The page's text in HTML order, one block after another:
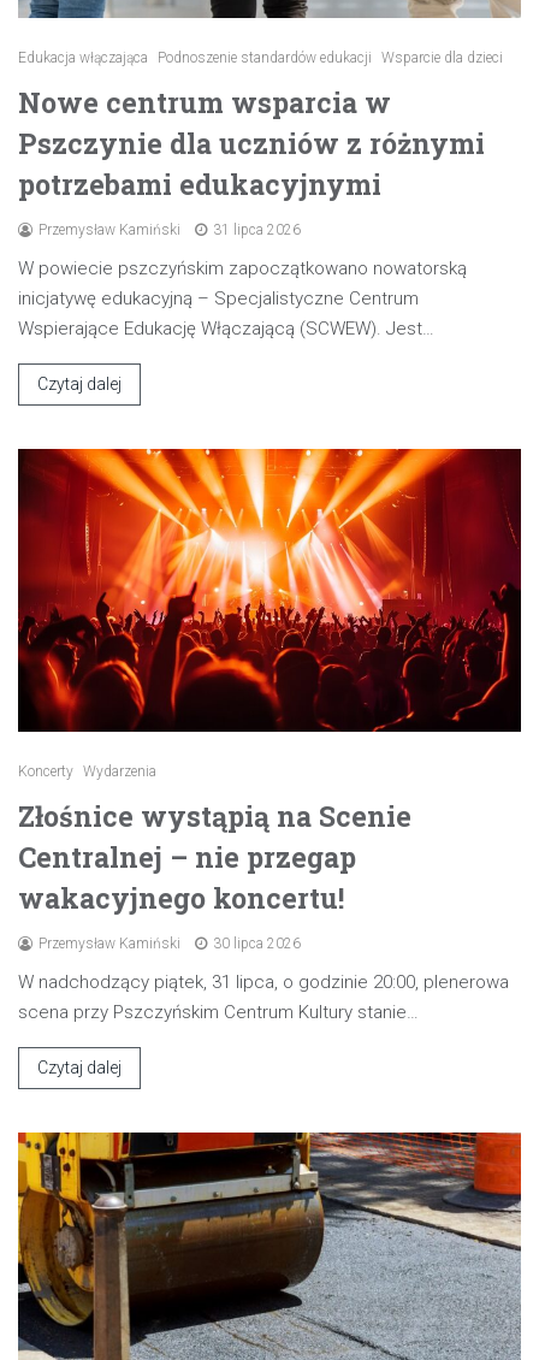
Edukacja włączająca Podnoszenie standardów edukacji Wsparcie dla dzieci
Nowe centrum wsparcia w
Pszczynie dla uczniów z różnymi
potrzebami edukacyjnymi
Przemysław Kamiński 31 lipca 2026
W powiecie pszczyńskim zapoczątkowano nowatorską
inicjatywę edukacyjną – Specjalistyczne Centrum
Wspierające Edukację Włączającą (SCWEW). Jest…
Czytaj dalej
Koncerty Wydarzenia
Złośnice wystąpią na Scenie
Centralnej – nie przegap
wakacyjnego koncertu!
Przemysław Kamiński 30 lipca 2026
W nadchodzący piątek, 31 lipca, o godzinie 20:00, plenerowa
scena przy Pszczyńskim Centrum Kultury stanie…
Czytaj dalej